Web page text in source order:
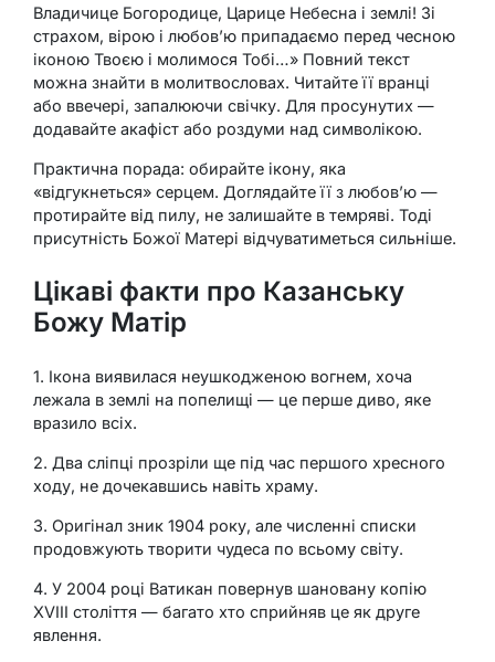
Владичице Богородице, Царице Небесна і землі! Зі
страхом, вірою і любов’ю припадаємо перед чесною
іконою Твоєю і молимося Тобі…» Повний текст
можна знайти в молитвословах. Читайте її вранці
або ввечері, запалюючи свічку. Для просунутих —
додавайте акафіст або роздуми над символікою.
Практична порада: обирайте ікону, яка
«відгукнеться» серцем. Доглядайте її з любов’ю —
протирайте від пилу, не залишайте в темряві. Тоді
присутність Божої Матері відчуватиметься сильніше.
Цікаві факти про Казанську
Божу Матір
1. Ікона виявилася неушкодженою вогнем, хоча
лежала в землі на попелищі — це перше диво, яке
вразило всіх.
2. Два сліпці прозріли ще під час першого хресного
ходу, не дочекавшись навіть храму.
3. Оригінал зник 1904 року, але численні списки
продовжують творити чудеса по всьому світу.
4. У 2004 році Ватикан повернув шановану копію
XVIII століття — багато хто сприйняв це як друге
явлення.